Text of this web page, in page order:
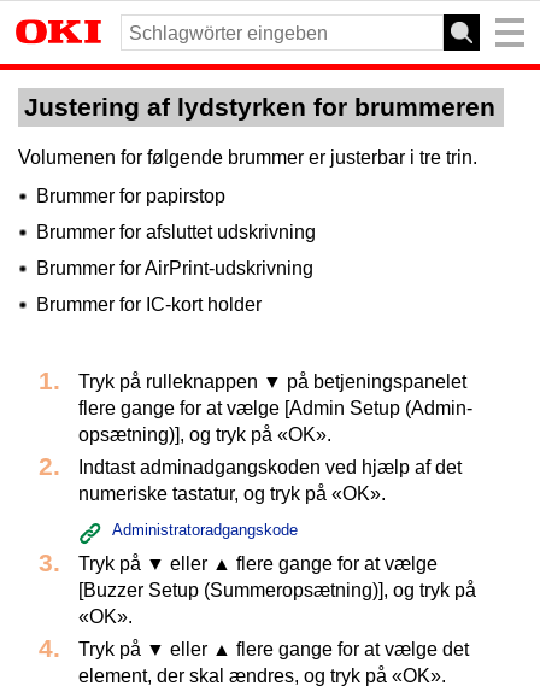
Justering af lydstyrken for brummeren
Volumenen for følgende brummer er justerbar i tre trin.
Brummer for papirstop
Brummer for afsluttet udskrivning
Brummer for AirPrint-udskrivning
Brummer for IC-kort holder
Tryk på rulleknappen ▼ på betjeningspanelet
flere gange for at vælge [Admin Setup (Admin-
opsætning)], og tryk på «OK».
Indtast adminadgangskoden ved hjælp af det
numeriske tastatur, og tryk på «OK».
Administratoradgangskode
Tryk på ▼ eller ▲ flere gange for at vælge
[Buzzer Setup (Summeropsætning)], og tryk på
«OK».
Tryk på ▼ eller ▲ flere gange for at vælge det
element, der skal ændres, og tryk på «OK».